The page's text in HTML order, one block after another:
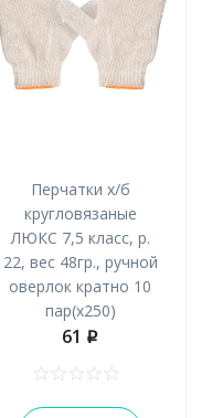
Перчатки х/б
кругловязаные
ЛЮКС 7,5 класс, р.
22, вес 48гр., ручной
оверлок кратно 10
пар(х250)
61 p